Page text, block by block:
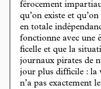
férocement
qu’on existe et
en totale
fonctionne avec une
ficelle et que la
journaux pirates de
jour plus difficile : la
n’a pas exactement